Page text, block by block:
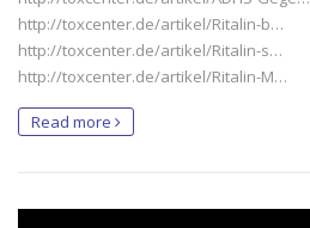
http://toxcenter.de/artikel/Ritalin-b…
http://toxcenter.de/artikel/Ritalin-s…
http://toxcenter.de/artikel/Ritalin-M…
Read more